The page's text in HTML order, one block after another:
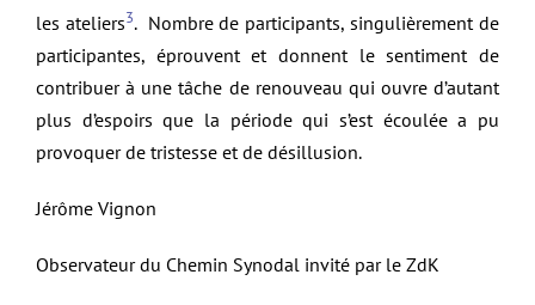
les ateliers3. Nombre de participants, singulièrement de
participantes, éprouvent et donnent le sentiment de
contribuer à une tâche de renouveau qui ouvre d’autant
plus d’espoirs que la période qui s’est écoulée a pu
provoquer de tristesse et de désillusion.
Jérôme Vignon
Observateur du Chemin Synodal invité par le ZdK